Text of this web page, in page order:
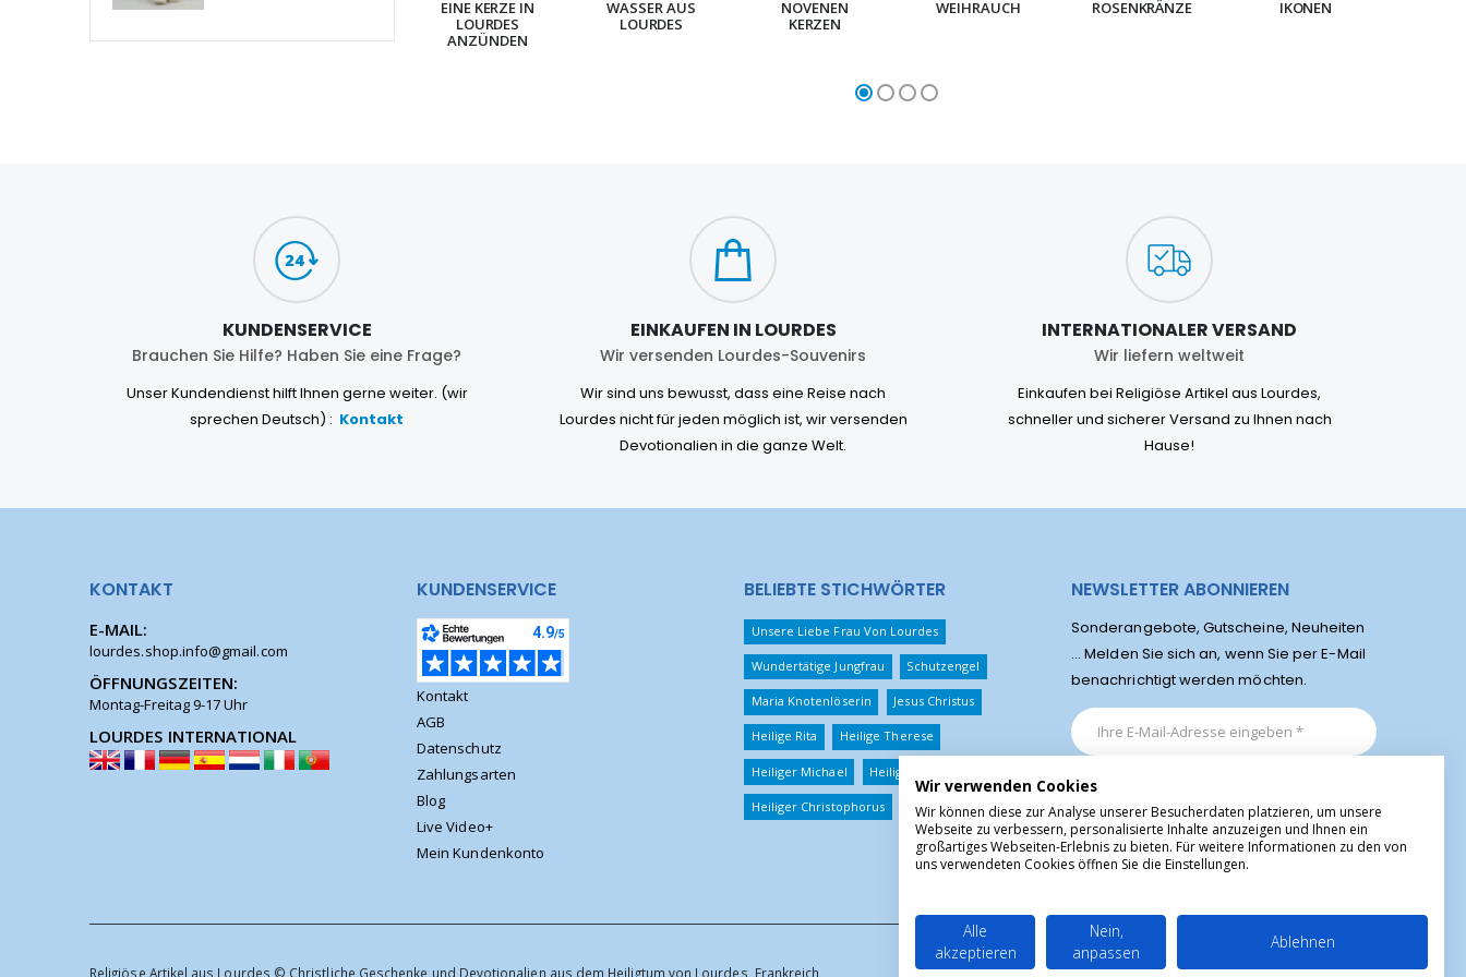
EINE KERZE IN
LOURDES
ANZÜNDEN
WASSER AUS
LOURDES
NOVENEN
KERZEN
WEIHRAUCH ROSENKRÄNZE IKONEN
KUNDENSERVICE
Brauchen Sie Hilfe? Haben Sie eine Frage?
Unser Kundendienst hilft Ihnen gerne weiter. (wir
sprechen Deutsch) : Kontakt
EINKAUFEN IN LOURDES
Wir versenden Lourdes-Souvenirs
Wir sind uns bewusst, dass eine Reise nach
Lourdes nicht für jeden möglich ist, wir versenden
Devotionalien in die ganze Welt.
INTERNATIONALER VERSAND
Wir liefern weltweit
Einkaufen bei Religiöse Artikel aus Lourdes,
schneller und sicherer Versand zu Ihnen nach
Hause!
KONTAKT
E-MAIL:
lourdes.shop.info@gmail.com
ÖFFNUNGSZEITEN:
Montag-Freitag 9-17 Uhr
LOURDES INTERNATIONAL
KUNDENSERVICE
Kontakt
AGB
Datenschutz
Zahlungsarten
Blog
Live Video+
Mein Kundenkonto
BELIEBTE STICHWÖRTER
Unsere Liebe Frau Von Lourdes
Wundertätige Jungfrau Schutzengel
Maria Knotenlöserin Jesus Christus
Heilige Rita Heilige Therese
Heiliger Michael Heiliger Benedikt
Heiliger Christophorus
NEWSLETTER ABONNIEREN
Sonderangebote, Gutscheine, Neuheiten
... Melden Sie sich an, wenn Sie per E-Mail
benachrichtigt werden möchten.
Religiöse Artikel aus Lourdes © Christliche Geschenke und Devotionalien aus dem Heiligtum von Lourdes, Frankreich
Wir verwenden Cookies
Wir können diese zur Analyse unserer Besucherdaten platzieren, um unsere
Webseite zu verbessern, personalisierte Inhalte anzuzeigen und Ihnen ein
großartiges Webseiten-Erlebnis zu bieten. Für weitere Informationen zu den von
uns verwendeten Cookies öffnen Sie die Einstellungen.
Alle
akzeptieren
Nein,
anpassen
Ablehnen